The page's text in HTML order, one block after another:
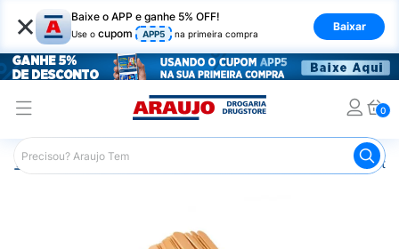
× Baixe o APP e ganhe 5% OFF!
Use o cupom APP5 na primeira compra
Baixar
0
Araujo Saúde e Bem Estar Equipamentos e